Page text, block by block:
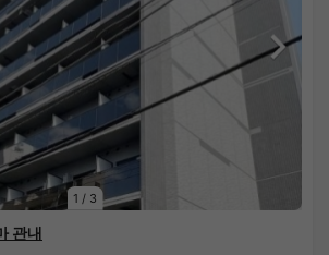
1 / 3
관내